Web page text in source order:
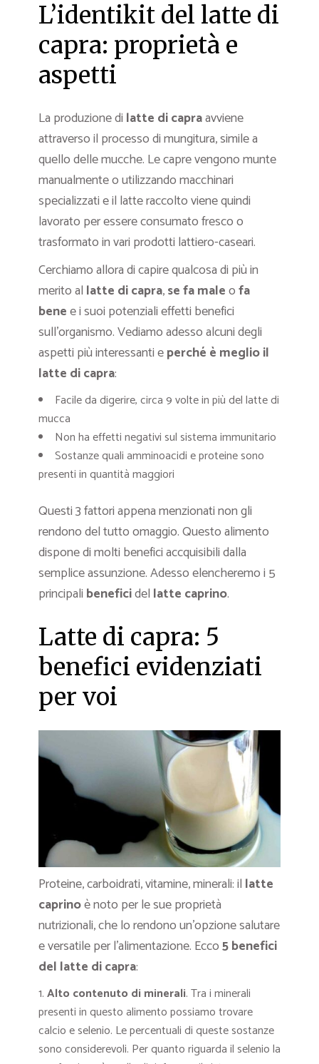
L’identikit del latte di
capra: proprietà e
aspetti
La produzione di latte di capraavviene
attraverso il processo di mungitura, simile a
quello delle mucche. Le capre vengono munte
manualmente o utilizzando macchinari
specializzati e il latte raccolto viene quindi
lavorato per essere consumato fresco o
trasformato in vari prodotti lattiero-caseari.
Cerchiamo allora di capire qualcosa di più in
merito al latte di capra,se fa maleofa
benee i suoi potenziali effetti benefici
sull’organismo. Vediamo adesso alcuni degli
aspetti più interessanti eperché è meglio il
latte di capra:
Facile da digerire, circa 9 volte in più del latte di
mucca
Non ha effetti negativi sul sistema immunitario
Sostanze quali amminoacidi e proteine sono
presenti in quantità maggiori
Questi 3 fattori appena menzionati non gli
rendono del tutto omaggio. Questo alimento
dispone di molti benefici accquisibili dalla
semplice assunzione. Adesso elencheremo i 5
principali beneficidel latte caprino.
Latte di capra: 5
benefici evidenziati
per voi
Proteine, carboidrati, vitamine, minerali: il latte
caprinoè noto per le sue proprietà
nutrizionali, che lo rendono un’opzione salutare
e versatile per l’alimentazione. Ecco5 benefici
del latte di capra:
Alto contenuto di minerali. Tra i minerali
presenti in questo alimento possiamo trovare
calcio e selenio. Le percentuali di queste sostanze
sono considerevoli. Per quanto riguarda il selenio la